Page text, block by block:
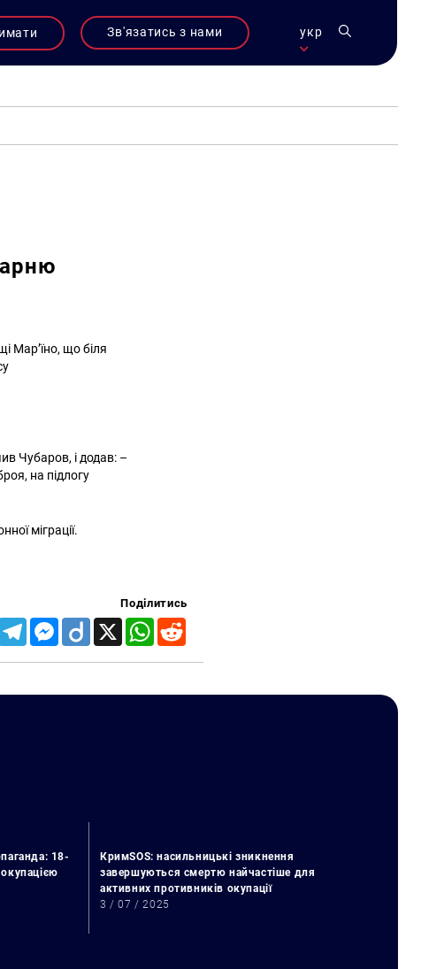
Зв'язатись з нами укр
Мар’їно, що біля
Чубаров, і додав: –
на підлогу
міграції.
Поділитись
TelegramMessenger
Diigo X WhatsApp
18-
КримSOS: насильницькі зникнення
завершуються смертю найчастіше для
активних противників окупації
3 / 07 / 2025